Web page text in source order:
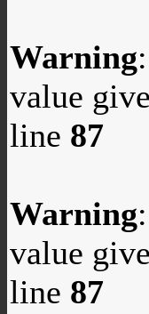
Warning
value
line 87
Warning
value
line 87